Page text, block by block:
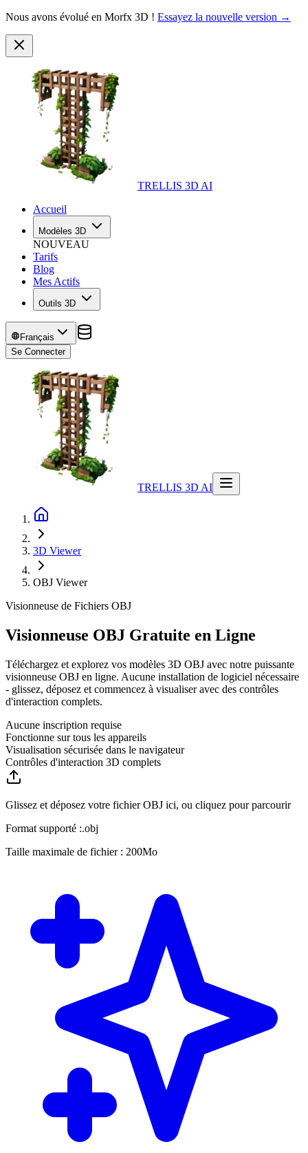
Nous avons évolué en Morfx 3D ! Essayez la nouvelle version →
TRELLIS 3D AI
Accueil
Modèles 3D
NOUVEAU
Tarifs
Blog
Mes Actifs
Outils 3D
Français
Se Connecter
TRELLIS 3D AI
3D Viewer
OBJ Viewer
Visionneuse de Fichiers OBJ
Visionneuse OBJ Gratuite en Ligne
Téléchargez et explorez vos modèles 3D OBJ avec notre puissante
visionneuse OBJ en ligne. Aucune installation de logiciel nécessaire
- glissez, déposez et commencez à visualiser avec des contrôles
d'interaction complets.
Aucune inscription requise
Fonctionne sur tous les appareils
Visualisation sécurisée dans le navigateur
Contrôles d'interaction 3D complets
Glissez et déposez votre fichier OBJ ici, ou cliquez pour parcourir
Format supporté :.obj
Taille maximale de fichier : 200Mo